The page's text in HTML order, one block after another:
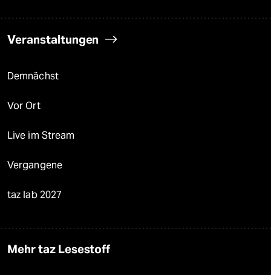
Veranstaltungen
Demnächst
Vor Ort
Live im Stream
Vergangene
taz lab 2027
Mehr taz Lesestoff